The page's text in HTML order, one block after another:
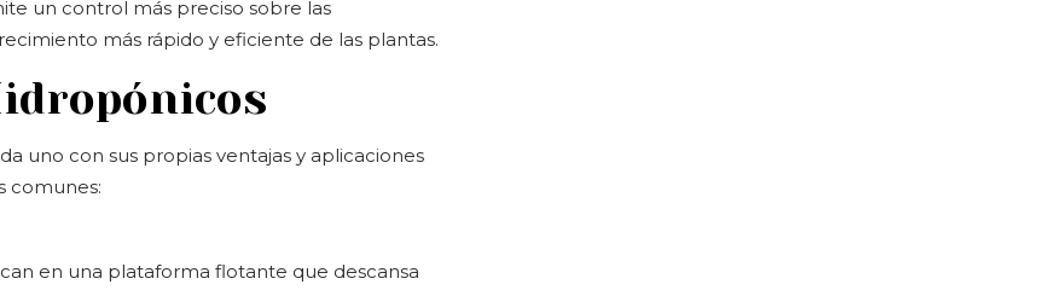
un control más preciso sobre las
más rápido y eficiente de las plantas.
uno con sus propias ventajas y aplicaciones
comunes:
en una plataforma flotante que descansa